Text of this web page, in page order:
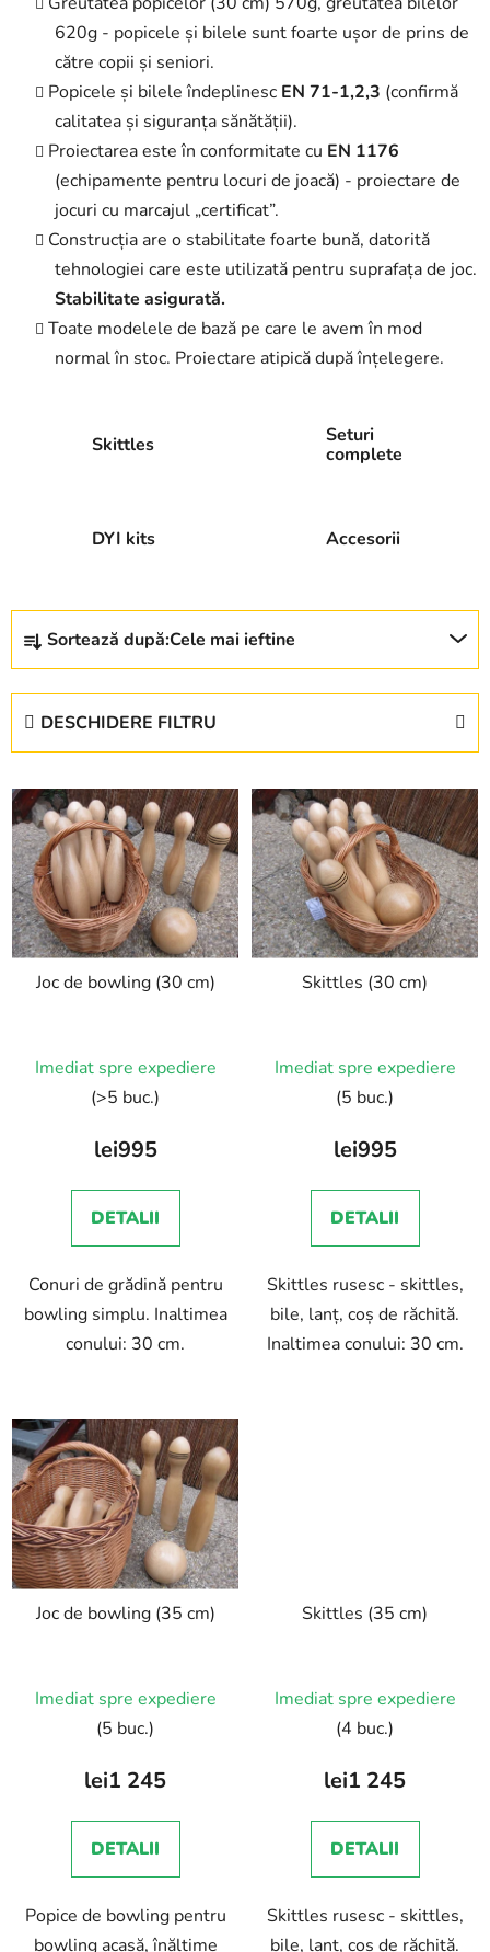
620g - popicele și bilele sunt foarte ușor de prins de
către copii și seniori.
Popicele și bilele îndeplinesc EN 71-1,2,3 (confirmă
calitatea și siguranța sănătății).
Proiectarea este în conformitate cu EN 1176
(echipamente pentru locuri de joacă) - proiectare de
jocuri cu marcajul „certificat”.
Construcția are o stabilitate foarte bună, datorită
tehnologiei care este utilizată pentru suprafața de joc.
Stabilitate asigurată.
Toate modelele de bază pe care le avem în mod
normal în stoc. Proiectare atipică după înțelegere.
Skittles
Seturi
complete
DYI kits Accesorii
S
l
a
r
e
a
p
r
o
Sortează după:Cele mai ieftine
DESCHIDERE FILTRU
L
i
s
t
ă
p
r
Joc de bowling (30 cm)
Imediat spre expediere
(>5 buc.)
lei995
DETALII
Conuri de grădină pentru
bowling simplu. Inaltimea
conului: 30 cm.
Skittles (30 cm)
Imediat spre expediere
(5 buc.)
lei995
DETALII
Skittles rusesc - skittles,
bile, lanț, coș de răchită.
Inaltimea conului: 30 cm.
Joc de bowling (35 cm)
Imediat spre expediere
(5 buc.)
lei1 245
DETALII
Popice de bowling pentru
bowling acasă, înălțime
Skittles (35 cm)
Imediat spre expediere
(4 buc.)
lei1 245
DETALII
Skittles rusesc - skittles,
bile, lanț, coș de răchită.